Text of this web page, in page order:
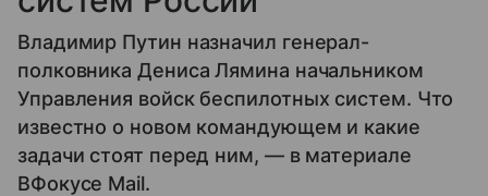
Владимир Путин назначил генерал-
полковника Дениса Лямина начальником
Управления войск беспилотных систем. Что
известно о новом командующем и какие
задачи стоят перед ним, — в материале
ВФокусе Mail.